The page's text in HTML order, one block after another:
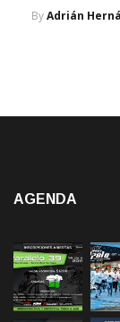
ByAdrián
AGENDA